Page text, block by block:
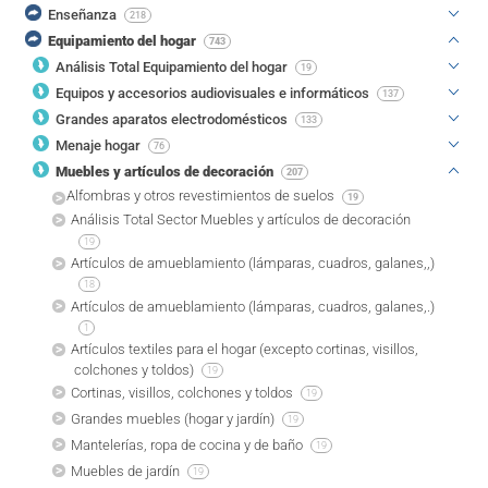
Enseñanza 218
Equipamiento del hogar 743
Análisis Total Equipamiento del hogar 19
Equipos y accesorios audiovisuales e informáticos 137
Grandes aparatos electrodomésticos 133
Menaje hogar 76
Muebles y artículos de decoración 207
Alfombras y otros revestimientos de suelos 19
Análisis Total Sector Muebles y artículos de decoración
19
Artículos de amueblamiento (lámparas, cuadros, galanes,,)
18
Artículos de amueblamiento (lámparas, cuadros, galanes,.)
1
Artículos textiles para el hogar (excepto cortinas, visillos,
colchones y toldos)
19
Cortinas, visillos, colchones y toldos 19
Grandes muebles (hogar y jardín) 19
Mantelerías, ropa de cocina y de baño 19
Muebles de jardín 19